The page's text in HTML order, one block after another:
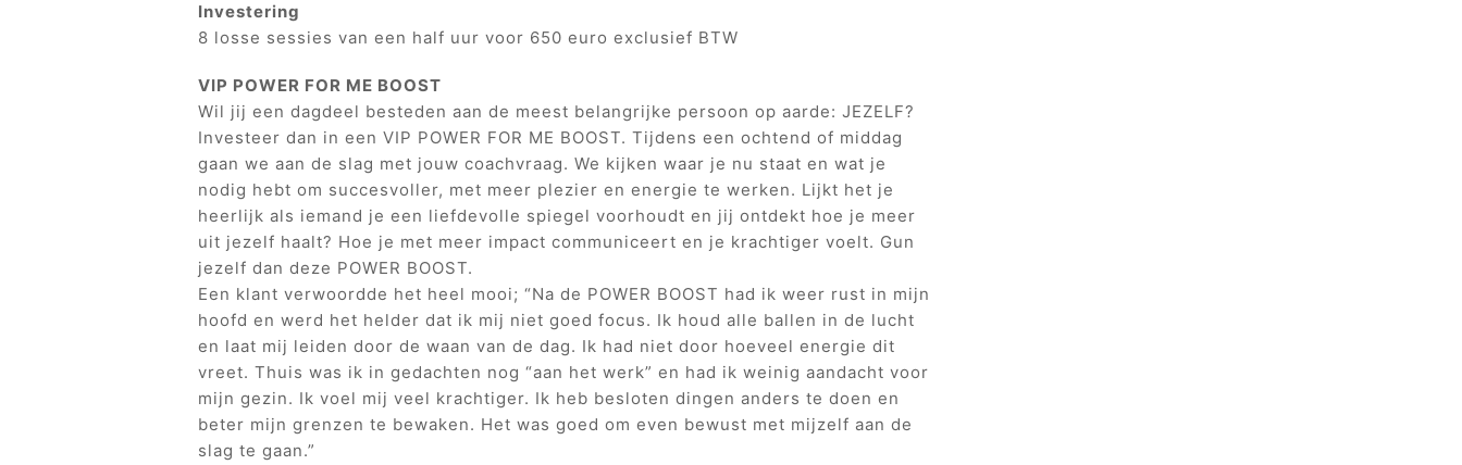
Investering
8 losse sessies van een half uur voor 650 euro exclusief BTW
VIP POWER FOR ME BOOST
Wil jij een dagdeel besteden aan de meest belangrijke persoon op aarde: JEZELF?
Investeer dan in een VIP POWER FOR ME BOOST. Tijdens een ochtend of middag
gaan we aan de slag met jouw coachvraag. We kijken waar je nu staat en wat je
nodig hebt om succesvoller, met meer plezier en energie te werken. Lijkt het je
heerlijk als iemand je een liefdevolle spiegel voorhoudt en jij ontdekt hoe je meer
uit jezelf haalt? Hoe je met meer impact communiceert en je krachtiger voelt. Gun
jezelf dan deze POWER BOOST.
Een klant verwoordde het heel mooi; “Na de POWER BOOST had ik weer rust in mijn
hoofd en werd het helder dat ik mij niet goed focus. Ik houd alle ballen in de lucht
en laat mij leiden door de waan van de dag. Ik had niet door hoeveel energie dit
vreet. Thuis was ik in gedachten nog “aan het werk” en had ik weinig aandacht voor
mijn gezin. Ik voel mij veel krachtiger. Ik heb besloten dingen anders te doen en
beter mijn grenzen te bewaken. Het was goed om even bewust met mijzelf aan de
slag te gaan.”